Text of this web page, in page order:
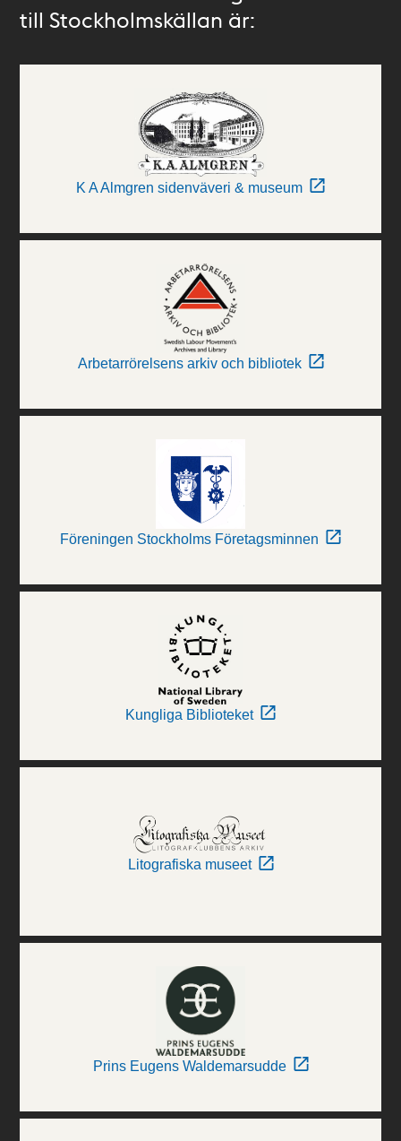
till Stockholmskällan är:
K A Almgren sidenväveri & museum
Arbetarrörelsens arkiv och bibliotek
Föreningen Stockholms Företagsminnen
Kungliga Biblioteket
Litografiska museet
Prins Eugens Waldemarsudde